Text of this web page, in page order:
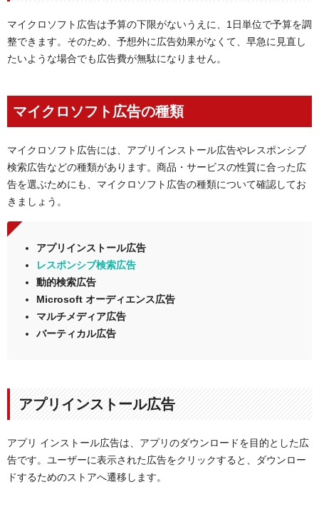
マイクロソフト広告は予算の下限がないうえに、1日単位で予算を調
整できます。そのため、予想外に広告効果がなくて、早急に見直し
たいような場合でも広告費が無駄になりません。
マイクロソフト広告の種類
マイクロソフト広告には、アプリインストール広告やレスポンシブ
検索広告などの種類があります。商品・サービスの性質に合った広
告を選ぶためにも、マイクロソフト広告の種類について確認してお
きましょう。
アプリインストール広告
レスポンシブ検索広告
動的検索広告
Microsoft オーディエンス広告
マルチメディア広告
バーティカル広告
アプリインストール広告
アプリ インストール広告は、アプリのダウンロードを目的とした広
告です。ユーザーに表示された広告をクリックすると、ダウンロー
ドするためのストアへ遷移します。